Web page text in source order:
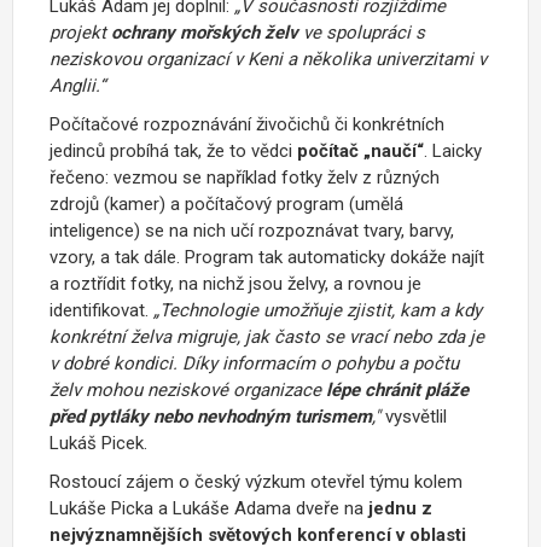
Lukáš Adam jej doplnil: „V současnosti rozjíždíme
projektochrany mořských želv ve spolupráci s
neziskovou organizací v Keni a několika univerzitami v
Anglii.“
Počítačové rozpoznávání živočichů či konkrétních
jedinců probíhá tak, že to vědci počítač „naučí“. Laicky
řečeno: vezmou se například fotky želv z různých
zdrojů (kamer) a počítačový program (umělá
inteligence) se na nich učí rozpoznávat tvary, barvy,
vzory, a tak dále. Program tak automaticky dokáže najít
a roztřídit fotky, na nichž jsou želvy, a rovnou je
identifikovat. „Technologie umožňuje zjistit, kam a kdy
konkrétní želva migruje, jak často se vrací nebo zda je
v dobré kondici. Díky informacím o pohybu a počtu
želv mohou neziskové organizace lépe chránit pláže
před pytláky nebo nevhodným turismem,"vysvětlil
Lukáš Picek.
Rostoucí zájem o český výzkum otevřel týmu kolem
Lukáše Picka a Lukáše Adama dveře na jednu z
nejvýznamnějších světových konferencí v oblasti